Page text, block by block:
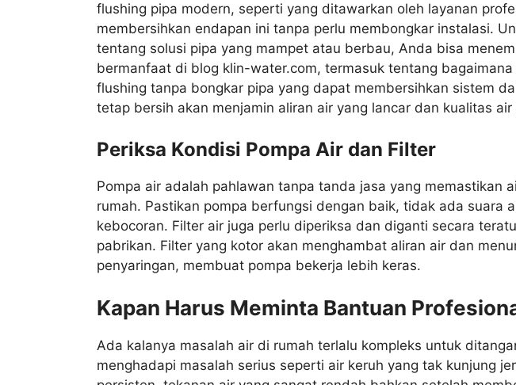
flushing pipa modern, seperti yang ditawarkan oleh layanan
membersihkan endapan ini tanpa perlu membongkar instalasi.
tentang solusi pipa yang mampet atau berbau, Anda bisa
bermanfaat di blog klin-water.com, termasuk tentang bagaimana
flushing tanpa bongkar pipa yang dapat membersihkan sistem
tetap bersih akan menjamin aliran air yang lancar dan kualitas
Periksa Kondisi Pompa Air dan Filter
Pompa air adalah pahlawan tanpa tanda jasa yang memastikan
rumah. Pastikan pompa berfungsi dengan baik, tidak ada suara
kebocoran. Filter air juga perlu diperiksa dan diganti secara
pabrikan. Filter yang kotor akan menghambat aliran air dan
penyaringan, membuat pompa bekerja lebih keras.
Kapan Harus Meminta Bantuan
Ada kalanya masalah air di rumah terlalu kompleks untuk
menghadapi masalah serius seperti air keruh yang tak kunjung